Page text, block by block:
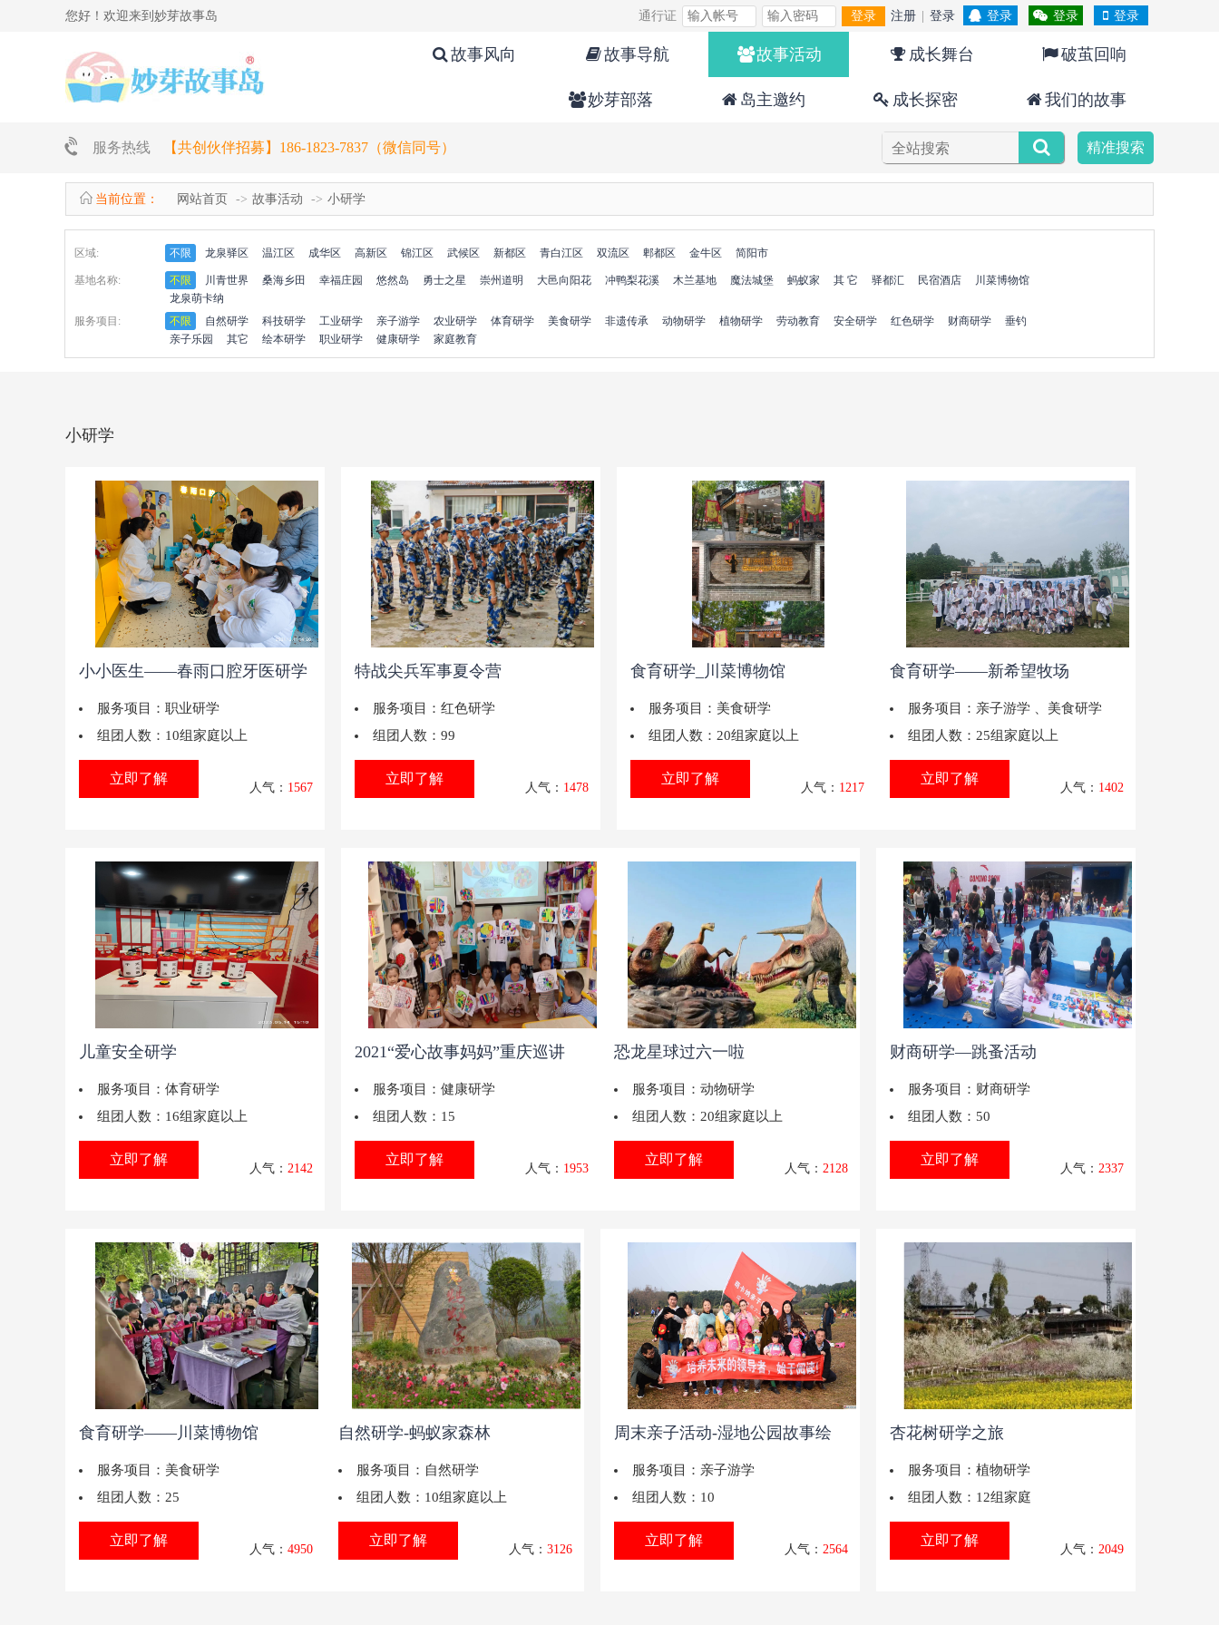
您好！欢迎来到妙芽故事岛 通行证 登录 注册 登录 登录 登录 登录
故事风向 故事导航 故事活动 成长舞台 破茧回响
妙芽部落 岛主邀约 成长探密 我们的故事
服务热线 【共创伙伴招募】186-1823-7837（微信同号） 精准搜索
当前位置： 网站首页 故事活动 小研学
区域: 不限 龙泉驿区 温江区 成华区 高新区 锦江区 武候区 新都区 青白江区 双流区 郫都区 金牛区 简阳市
基地名称: 不限 川青世界 桑海乡田 幸福庄园 悠然岛 勇士之星 崇州道明 大邑向阳花 冲鸭梨花溪 木兰基地 魔法城堡 蚂蚁家 其 它 驿都汇 民宿酒店
川菜博物馆
龙泉萌卡纳
服务项目:
不限 自然研学 科技研学 工业研学 亲子游学 农业研学 体育研学 美食研学 非遗传承 动物研学 植物研学 劳动教育 安全研学 红色研学 财商研学
垂钓
亲子乐园
其它 绘本研学 职业研学 健康研学 家庭教育
小研学
小小医生——春雨口腔牙医研学
服务项目： 职业研学
组团人数： 10组家庭以上
立即了解
人气： 1567
特战尖兵军事夏令营
服务项目： 红色研学
组团人数： 99
立即了解
人气： 1478
食育研学_川菜博物馆
服务项目： 美食研学
组团人数： 20组家庭以上
立即了解
人气： 1217
食育研学——新希望牧场
服务项目： 亲子游学
美食研学
组团人数： 25组家庭以上
立即了解
人气： 1402
儿童安全研学
服务项目： 体育研学
组团人数： 16组家庭以上
立即了解
人气： 2142
2021“爱心故事妈妈”重庆巡讲
服务项目： 健康研学
组团人数： 15
立即了解
人气： 1953
恐龙星球过六一啦
服务项目： 动物研学
组团人数： 20组家庭以上
立即了解
人气： 2128
财商研学—跳蚤活动
服务项目： 财商研学
组团人数： 50
立即了解
人气： 2337
食育研学——川菜博物馆
服务项目： 美食研学
组团人数： 25
立即了解
人气： 4950
自然研学-蚂蚁家森林
服务项目： 自然研学
组团人数： 10组家庭以上
立即了解
人气： 3126
周末亲子活动-湿地公园故事绘
服务项目： 亲子游学
组团人数： 10
立即了解
人气： 2564
杏花树研学之旅
服务项目： 植物研学
组团人数： 12组家庭
立即了解
人气： 2049